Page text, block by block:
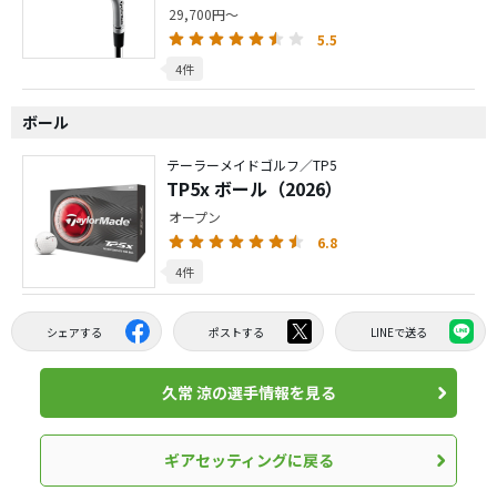
29,700円～
5.5
4件
ボール
テーラーメイドゴルフ／TP5
TP5x ボール（2026）
オープン
6.8
4件
シェアする ポストする LINEで送る
久常 涼の選手情報を見る
ギアセッティングに戻る